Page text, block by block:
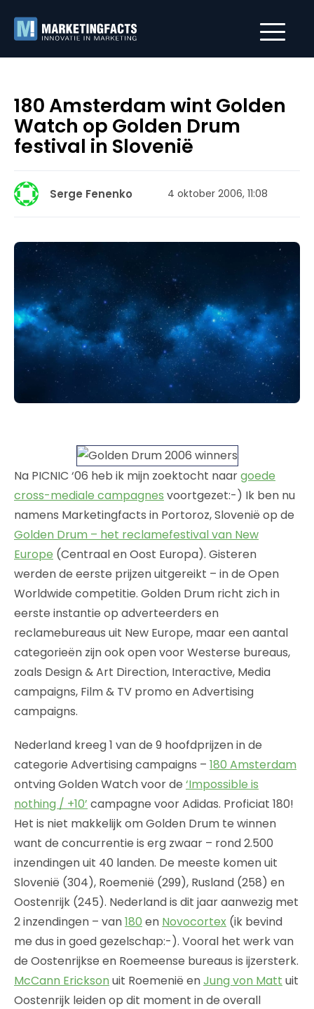
180 Amsterdam wint Golden
Watch op Golden Drum
festival in Slovenië
Serge Fenenko 4 oktober 2006, 11:08
Na PICNIC ‘06 heb ik mijn zoektocht naargoede
cross-mediale campagnes voortgezet:-) Ik ben nu
namens Marketingfacts in Portoroz, Slovenië op de
Golden Drum – het reclamefestival van New
Europe (Centraal en Oost Europa). Gisteren
werden de eerste prijzen uitgereikt – in de Open
Worldwide competitie. Golden Drum richt zich in
eerste instantie op adverteerders en
reclamebureaus uit New Europe, maar een aantal
categorieën zijn ook open voor Westerse bureaus,
zoals Design & Art Direction, Interactive, Media
campaigns, Film & TV promo en Advertising
campaigns.
Nederland kreeg 1 van de 9 hoofdprijzen in de
categorie Advertising campaigns – 180 Amsterdam
ontving Golden Watch voor de ‘Impossible is
nothing / +10’ campagne voor Adidas. Proficiat 180!
Het is niet makkelijk om Golden Drum te winnen
want de concurrentie is erg zwaar – rond 2.500
inzendingen uit 40 landen. De meeste komen uit
Slovenië (304), Roemenië (299), Rusland (258) en
Oostenrijk (245). Nederland is dit jaar aanwezig met
2 inzendingen – van180 en Novocortex (ik bevind
me dus in goed gezelschap:-). Vooral het werk van
de Oostenrijkse en Roemeense bureaus is ijzersterk.
McCann Erickson uit Roemenië enJung von Matt uit
Oostenrijk leiden op dit moment in de overall